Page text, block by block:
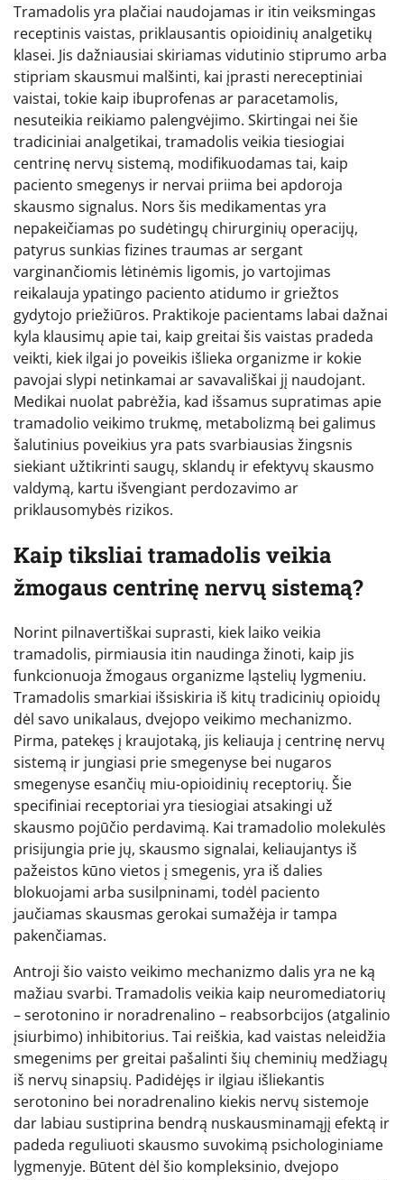
Tramadolis yra plačiai naudojamas ir itin veiksmingas
receptinis vaistas, priklausantis opioidinių analgetikų
klasei. Jis dažniausiai skiriamas vidutinio stiprumo arba
stipriam skausmui malšinti, kai įprasti nereceptiniai
vaistai, tokie kaip ibuprofenas ar paracetamolis,
nesuteikia reikiamo palengvėjimo. Skirtingai nei šie
tradiciniai analgetikai, tramadolis veikia tiesiogiai
centrinę nervų sistemą, modifikuodamas tai, kaip
paciento smegenys ir nervai priima bei apdoroja
skausmo signalus. Nors šis medikamentas yra
nepakeičiamas po sudėtingų chirurginių operacijų,
patyrus sunkias fizines traumas ar sergant
varginančiomis lėtinėmis ligomis, jo vartojimas
reikalauja ypatingo paciento atidumo ir griežtos
gydytojo priežiūros. Praktikoje pacientams labai dažnai
kyla klausimų apie tai, kaip greitai šis vaistas pradeda
veikti, kiek ilgai jo poveikis išlieka organizme ir kokie
pavojai slypi netinkamai ar savavališkai jį naudojant.
Medikai nuolat pabrėžia, kad išsamus supratimas apie
tramadolio veikimo trukmę, metabolizmą bei galimus
šalutinius poveikius yra pats svarbiausias žingsnis
siekiant užtikrinti saugų, sklandų ir efektyvų skausmo
valdymą, kartu išvengiant perdozavimo ar
priklausomybės rizikos.
Kaip tiksliai tramadolis veikia
žmogaus centrinę nervų sistemą?
Norint pilnavertiškai suprasti, kiek laiko veikia
tramadolis, pirmiausia itin naudinga žinoti, kaip jis
funkcionuoja žmogaus organizme ląstelių lygmeniu.
Tramadolis smarkiai išsiskiria iš kitų tradicinių opioidų
dėl savo unikalaus, dvejopo veikimo mechanizmo.
Pirma, patekęs į kraujotaką, jis keliauja į centrinę nervų
sistemą ir jungiasi prie smegenyse bei nugaros
smegenyse esančių miu-opioidinių receptorių. Šie
specifiniai receptoriai yra tiesiogiai atsakingi už
skausmo pojūčio perdavimą. Kai tramadolio molekulės
prisijungia prie jų, skausmo signalai, keliaujantys iš
pažeistos kūno vietos į smegenis, yra iš dalies
blokuojami arba susilpninami, todėl paciento
jaučiamas skausmas gerokai sumažėja ir tampa
pakenčiamas.
Antroji šio vaisto veikimo mechanizmo dalis yra ne ką
mažiau svarbi. Tramadolis veikia kaip neuromediatorių
– serotonino ir noradrenalino – reabsorbcijos (atgalinio
įsiurbimo) inhibitorius. Tai reiškia, kad vaistas neleidžia
smegenims per greitai pašalinti šių cheminių medžiagų
iš nervų sinapsių. Padidėjęs ir ilgiau išliekantis
serotonino bei noradrenalino kiekis nervų sistemoje
dar labiau sustiprina bendrą nuskausminamąjį efektą ir
padeda reguliuoti skausmo suvokimą psichologiniame
lygmenyje. Būtent dėl šio kompleksinio, dvejopo